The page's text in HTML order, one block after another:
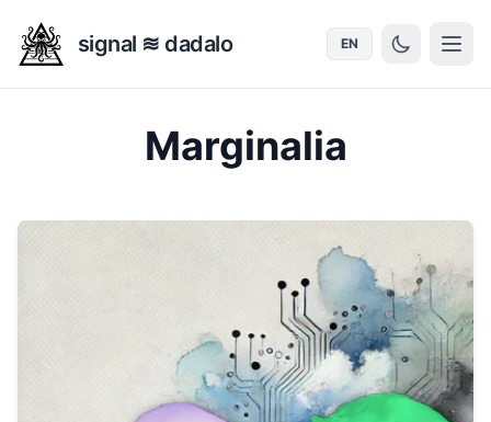
signal ≋ dadalo EN
Marginalia